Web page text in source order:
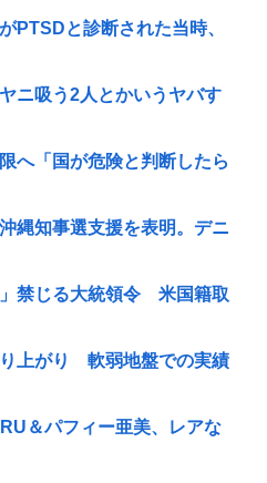
PTSDと診断された当時、
ニ吸う2人とかいうヤバす
へ「国が危険と判断したら
縄知事選支援を表明。デニ
」禁じる大統領令 米国籍取
上がり 軟弱地盤での実績
＆パフィー亜美、レアな